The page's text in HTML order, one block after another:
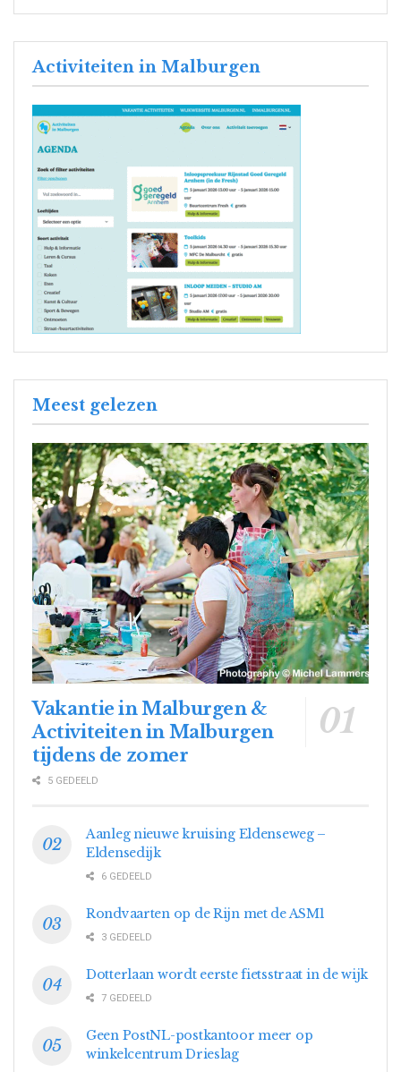
Activiteiten in Malburgen
Meest gelezen
Vakantie in Malburgen &
Activiteiten in Malburgen
tijdens de zomer
5 GEDEELD
Aanleg nieuwe kruising Eldenseweg –
Eldensedijk
6 GEDEELD
Rondvaarten op de Rijn met de ASM1
3 GEDEELD
Dotterlaan wordt eerste fietsstraat in de wijk
7 GEDEELD
Geen PostNL-postkantoor meer op
winkelcentrum Drieslag